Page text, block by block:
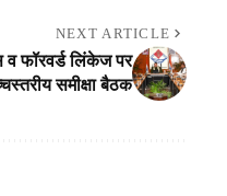
NEXT ARTICLE
व फॉरवर्ड लिंकेज पर
समीक्षा बैठक